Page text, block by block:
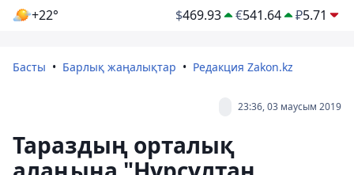
+22° $469.93 €541.64 ₽5.71
Басты Барлық жаңалықтар Редакция Zakon.kz
23:36, 03 маусым 2019
Тараздың орталық